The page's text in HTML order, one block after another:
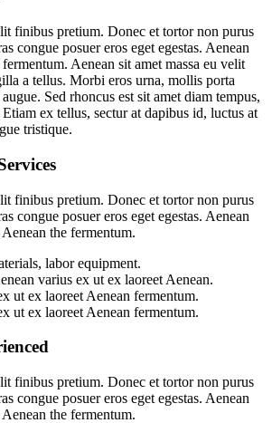
finibus pretium. Donec et tortor non purus
congue posuer eros eget egestas. Aenean
Aenean sit amet massa eu velit
a tellus. Morbi eros urna, mollis porta
Sed rhoncus est sit amet diam tempus,
ex tellus, sectur at dapibus id, luctus at
tristique.
finibus pretium. Donec et tortor non purus
congue posuer eros eget egestas. Aenean
the fermentum.
labor equipment.
varius ex ut ex laoreet Aenean.
ut ex laoreet Aenean fermentum.
ut ex laoreet Aenean fermentum.
finibus pretium. Donec et tortor non purus
congue posuer eros eget egestas. Aenean
the fermentum.